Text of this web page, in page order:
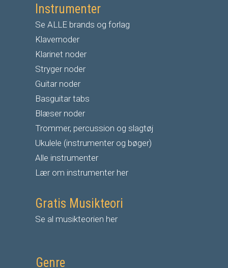
Instrumenter
Se ALLE brands og forlag
Klavernoder
Klarinet noder
Stryger noder
Guitar noder
Basguitar tabs
Blæser noder
Trommer, percussion og slagtøj
Ukulele (instrumenter og bøger)
Alle instrumenter
Lær om instrumenter her
Gratis Musikteori
Se al musikteorien her
Genre